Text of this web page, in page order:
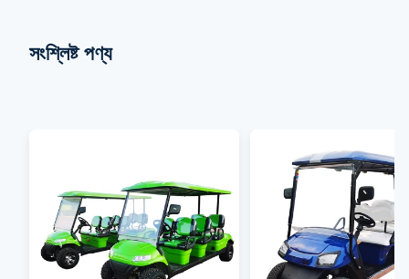
সংশ্লিষ্ট পণ্য